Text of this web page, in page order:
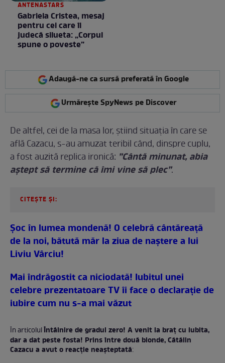
ANTENASTARS
Gabriela Cristea, mesaj
pentru cei care îi
judecă silueta: „Corpul
spune o poveste”
Adaugă-ne ca sursă preferată în Google
Urmărește SpyNews pe Discover
De altfel, cei de la masa lor, știind situația în care se
află Cazacu, s-au amuzat teribil când, dinspre cuplu,
a fost auzită replica ironică: ”Cântă minunat, abia
aștept să termine că îmi vine să plec”.
CITEȘTE ȘI:
Șoc în lumea mondenă! O celebră cântăreață
de la noi, bătută măr la ziua de naştere a lui
Liviu Vârciu!
Mai îndrăgostit ca niciodată! Iubitul unei
celebre prezentatoare TV îi face o declarație de
iubire cum nu s-a mai văzut
În articolulÎntâlnire de gradul zero! A venit la braţ cu iubita,
dar a dat peste fosta! Prins între două blonde, Cătălin
Cazacu a avut o reacţie neaşteptată: